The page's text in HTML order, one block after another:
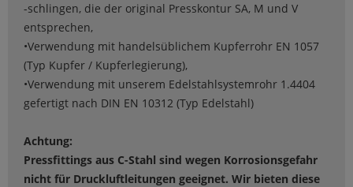
-schlingen, die der original Presskontur SA, M und V
entsprechen,
•Verwendung mit handelsüblichem Kupferrohr EN 1057
(Typ Kupfer / Kupferlegierung),
•Verwendung mit unserem Edelstahlsystemrohr 1.4404
gefertigt nach DIN EN 10312 (Typ Edelstahl)
Achtung:
Pressfittings aus C-Stahl sind wegen Korrosionsgefahr
nicht für Druckluftleitungen geeignet. Wir bieten diese